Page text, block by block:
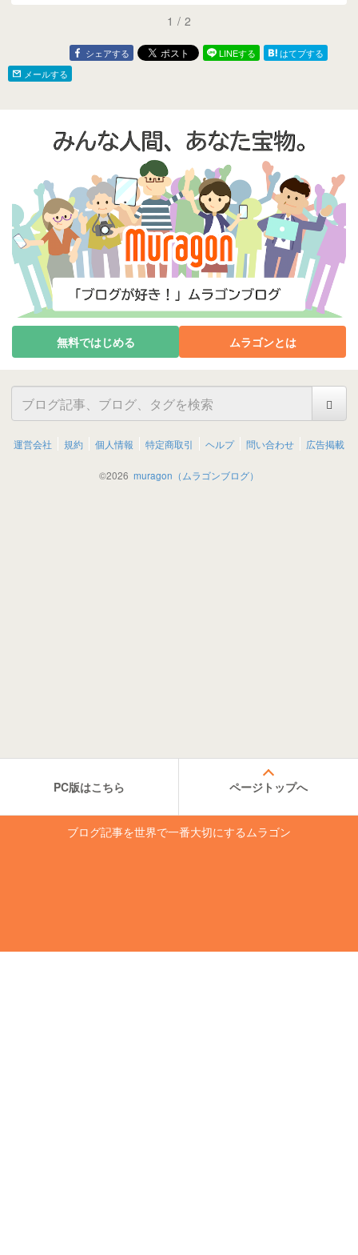
1 / 2
シェアする LINEする
はてブする
メールする
無料ではじめる ムラゴンとは
運営会社 規約 個人情報 特定商取引 ヘルプ 問い合わせ 広告掲載
©2026 muragon（ムラゴンブログ）
PC版はこちら ページトップへ
ブログ記事を世界で一番大切にするムラゴン